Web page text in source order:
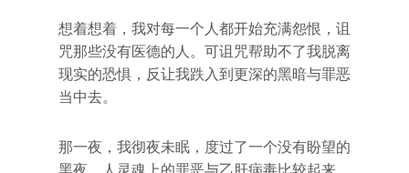
想着想着，我对每一个人都开始充满怨恨，诅
咒那些没有医德的人。可诅咒帮助不了我脱离
现实的恐惧，反让我跌入到更深的黑暗与罪恶
当中去。
那一夜，我彻夜未眠，度过了一个没有盼望的